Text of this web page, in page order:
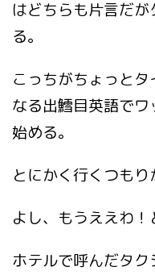
はどちらも片言だ
る。
こっちがちょっと
なる出鱈目英語で
始める。
とにかく行くつもり
よし、もうええわ！
ホテルで呼んだタ